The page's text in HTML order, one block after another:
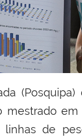
em
de